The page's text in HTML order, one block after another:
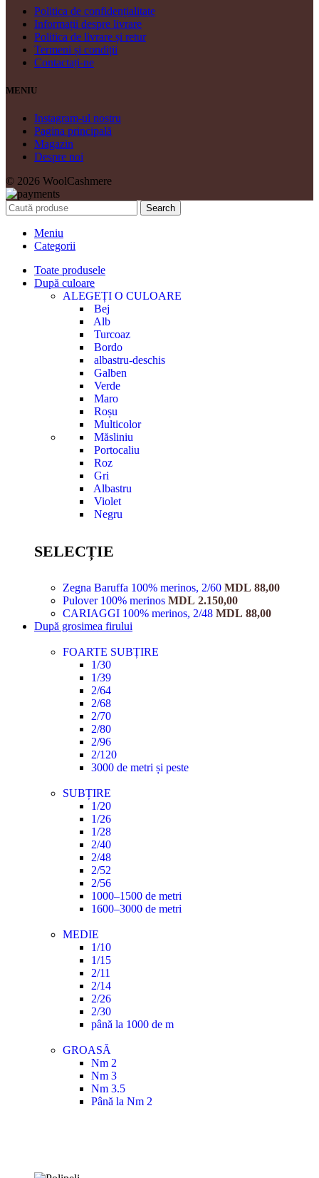
Politica de confidențialitate
Informații despre livrare
Politica de livrare și retur
Termeni și condiții
Contactați-ne
MENIU
Instagram-ul nostru
Pagina principală
Magazin
Despre noi
© 2026 WoolCashmere
Search
Meniu
Categorii
Toate produsele
După culoare
ALEGEȚI O CULOARE
Bej
Alb
Turcoaz
Bordo
albastru-deschis
Galben
Verde
Maro
Roșu
Multicolor
Măsliniu
Portocaliu
Roz
Gri
Albastru
Violet
Negru
SELECȚIE
Zegna Baruffa 100% merinos, 2/60 MDL 88,00
Pulover 100% merinos MDL 2.150,00
CARIAGGI 100% merinos, 2/48 MDL 88,00
După grosimea firului
FOARTE SUBȚIRE
1/30
1/39
2/64
2/68
2/70
2/80
2/96
2/120
3000 de metri și peste
SUBȚIRE
1/20
1/26
1/28
2/40
2/48
2/52
2/56
1000–1500 de metri
1600–3000 de metri
MEDIE
1/10
1/15
2/11
2/14
2/26
2/30
până la 1000 de m
GROASĂ
Nm 2
Nm 3
Nm 3.5
Până la Nm 2